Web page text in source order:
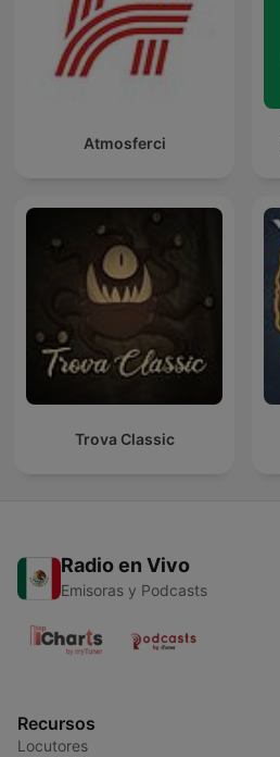
Atmosferci
Trova Classic
Radio en Vivo
Emisoras y Podcasts
Recursos
Locutores